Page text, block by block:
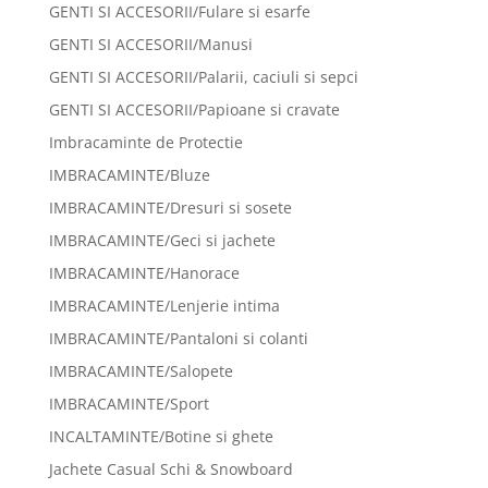
GENTI SI ACCESORII/Fulare si esarfe
GENTI SI ACCESORII/Manusi
GENTI SI ACCESORII/Palarii, caciuli si sepci
GENTI SI ACCESORII/Papioane si cravate
Imbracaminte de Protectie
IMBRACAMINTE/Bluze
IMBRACAMINTE/Dresuri si sosete
IMBRACAMINTE/Geci si jachete
IMBRACAMINTE/Hanorace
IMBRACAMINTE/Lenjerie intima
IMBRACAMINTE/Pantaloni si colanti
IMBRACAMINTE/Salopete
IMBRACAMINTE/Sport
INCALTAMINTE/Botine si ghete
Jachete Casual Schi & Snowboard